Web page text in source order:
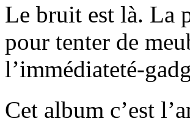
Le bruit est là. La
pour tenter de
l’immédiateté-
Cet album c’est